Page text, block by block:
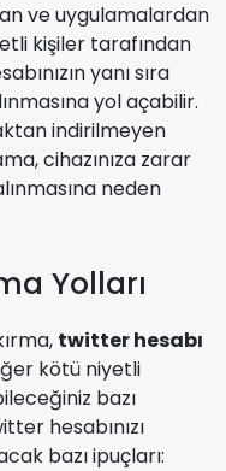
ve uygulamalardan
kişiler tarafından
yanı sıra
yol açabilir.
indirilmeyen
cihazınıza zarar
neden
Yolları
twitter hesabı
kötü niyetli
bazı
hesabınızı
bazı ipuçları: